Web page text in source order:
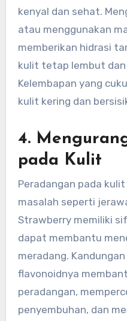
kenyal dan sehat.
atau menggunakan
memberikan hidrasi
kulit tetap lembut
Kelembapan yang
kulit kering dan
4.
pada Kulit
Peradangan pada
masalah seperti
Strawberry memiliki
dapat membantu
meradang.
flavonoidnya
peradangan,
penyembuhan, dan